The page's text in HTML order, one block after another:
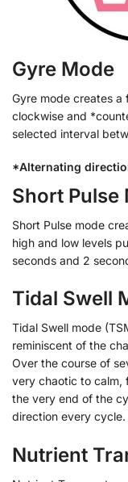
Gyre Mode
Gyre mode creates
clockwise and
selected interval
*Alternating
Short Pulse
Short Pulse mode
high and low levels
seconds and 2
Tidal Swell
Tidal Swell mode
reminiscent of the
Over the course of
very chaotic to calm,
the very end of the
direction every cycle.
Nutrient